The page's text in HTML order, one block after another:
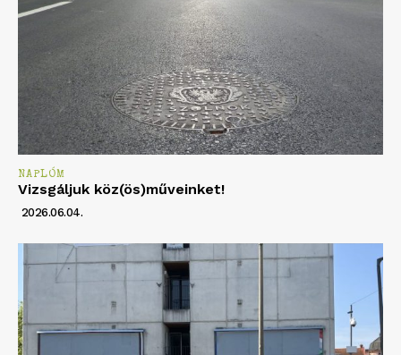
NAPLÓM
Vizsgáljuk köz(ös)műveinket!
2026.06.04.